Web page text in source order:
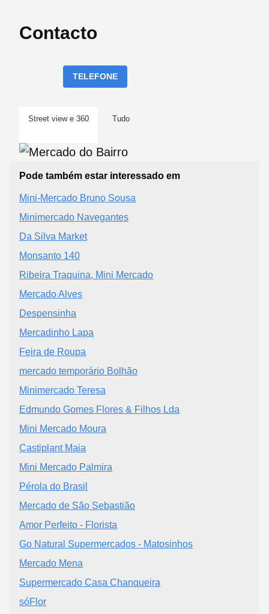
Contacto
TELEFONE
Street view e 360 Tudo
Pode também estar interessado em
Mini-Mercado Bruno Sousa
Minimercado Navegantes
Da Silva Market
Monsanto 140
Ribeira Traquina, Mini Mercado
Mercado Alves
Despensinha
Mercadinho Lapa
Feira de Roupa
mercado temporário Bolhão
Minimercado Teresa
Edmundo Gomes Flores & Filhos Lda
Mini Mercado Moura
Castiplant Maia
Mini Mercado Palmira
Pérola do Brasil
Mercado de São Sebastião
Amor Perfeito - Florista
Go Natural Supermercados - Matosinhos
Mercado Mena
Supermercado Casa Chanqueira
sóFlor